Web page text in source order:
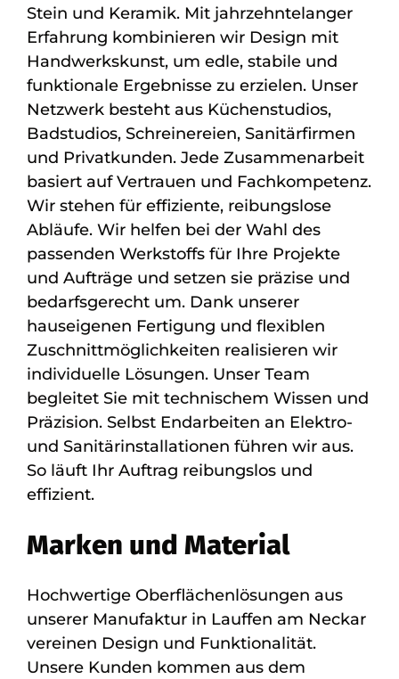
Stein und Keramik. Mit jahrzehntelanger
Erfahrung kombinieren wir Design mit
Handwerkskunst, um edle, stabile und
funktionale Ergebnisse zu erzielen. Unser
Netzwerk besteht aus Küchenstudios,
Badstudios, Schreinereien, Sanitärfirmen
und Privatkunden. Jede Zusammenarbeit
basiert auf Vertrauen und Fachkompetenz.
Wir stehen für effiziente, reibungslose
Abläufe. Wir helfen bei der Wahl des
passenden Werkstoffs für Ihre Projekte
und Aufträge und setzen sie präzise und
bedarfsgerecht um. Dank unserer
hauseigenen Fertigung und flexiblen
Zuschnittmöglichkeiten realisieren wir
individuelle Lösungen. Unser Team
begleitet Sie mit technischem Wissen und
Präzision. Selbst Endarbeiten an Elektro-
und Sanitärinstallationen führen wir aus.
So läuft Ihr Auftrag reibungslos und
effizient.
Marken und Material
Hochwertige Oberflächenlösungen aus
unserer Manufaktur in Lauffen am Neckar
vereinen Design und Funktionalität.
Unsere Kunden kommen aus dem